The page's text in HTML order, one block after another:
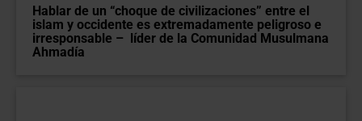
Hablar de un “choque de civilizaciones” entre el
islam y occidente es extremadamente peligroso e
irresponsable – líder de la Comunidad Musulmana
Ahmadía